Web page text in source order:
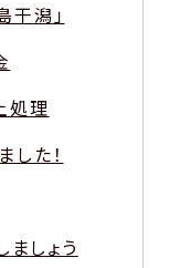
干潟」
処理
た！
しょう